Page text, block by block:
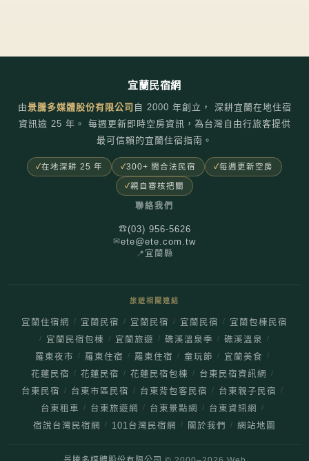
宜蘭民宿網
由景騰多媒體股份有限公司 自 2000 年創立， 深耕宜蘭在地住宿
資訊逾 25 年。 每週更新即時空房資訊，為台灣自由行旅客提供
最可信賴的宜蘭住宿指南。
在地深耕 25 年 300+ 間合法民宿 每週更新空房
親自審核把關
聯絡我們
☎(03) 956-5626
✉ete@ete.com.tw
📍 宜蘭縣
旅遊相關連結
宜蘭住宿網 / 宜蘭民宿 / 宜蘭民宿 / 宜蘭民宿 / 宜蘭包棟民宿
/ 宜蘭民宿包棟 / 宜蘭旅遊 / 礁溪溫泉季 / 礁溪溫泉 /
羅東夜市 / 羅東住宿 / 羅東住宿 / 童玩節 / 宜蘭美食 /
花蓮民宿 / 花蓮民宿 / 花蓮民宿包棟 / 台東民宿資訊網 /
台東民宿 / 台東市區民宿 / 台東背包客民宿 / 台東親子民宿 /
台東租車 / 台東旅遊網 / 台東景點網 / 台東資訊網 /
宿說台灣民宿網 / 101台灣民宿網 / 關於我們 / 網站地圖